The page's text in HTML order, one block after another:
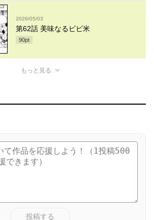
2026/05/03
第62話 美味なるビビ米
90pt
もっと見る
投稿する